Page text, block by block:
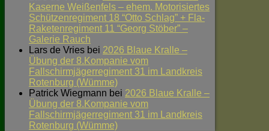
Kaserne Weißenfels – ehem. Motorisiertes
Schützenregiment 18 “Otto Schlag” + Fla-
Raketenregiment 11 “Georg Stöber” –
Galerie Rauch
Lars de Vries bei 2026 Blaue Kralle –
Übung der 8.Kompanie vom
Fallschirmjägerregiment 31 im Landkreis
Rotenburg (Wümme)
Patrick Wiegmann bei 2026 Blaue Kralle –
Übung der 8.Kompanie vom
Fallschirmjägerregiment 31 im Landkreis
Rotenburg (Wümme)